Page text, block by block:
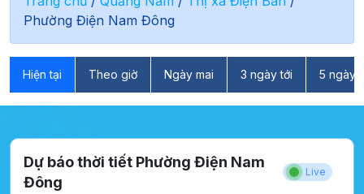
Phường Điện Nam Đông
Hiện tại Theo giờ Ngày mai 3 ngày tới 5 ngày
Dự báo thời tiết Phường Điện Nam
Đông
Live